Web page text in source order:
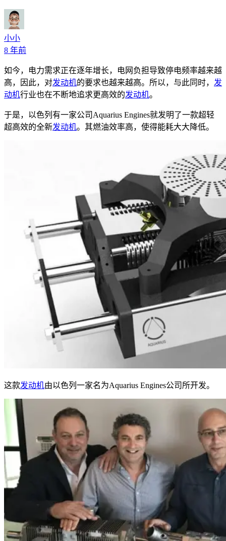
小小
8 年前
如今，电力需求正在逐年增长，电网负担导致停电频率越来越
高，因此，对发动机的要求也越来越高。所以，与此同时， 发
动机行业也在不断地追求更高效的发动机。
于是，以色列有一家公司Aquarius Engines就发明了一款超轻
超高效的全新发动机。其燃油效率高，使得能耗大大降低。
这款发动机由以色列一家名为Aquarius Engines公司所开发。